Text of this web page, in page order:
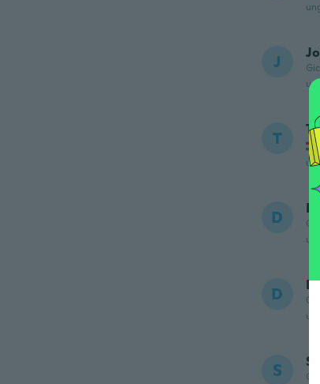
J
T
D
D
S